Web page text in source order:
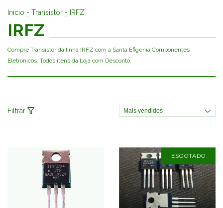
Início - Transistor - IRFZ
IRFZ
Compre Transistor da linha IRFZ com a Santa Efigenia Componentes
Eletronicos. Todos itens da Loja com Desconto.
Filtrar
ESGOTADO